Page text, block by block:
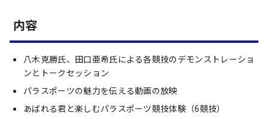
内容
八木克勝氏、田口亜希氏による各競技のデモンストレーショ
ンとトークセッション
パラスポーツの魅力を伝える動画の放映
あばれる君と楽しむパラスポーツ競技体験（6競技）